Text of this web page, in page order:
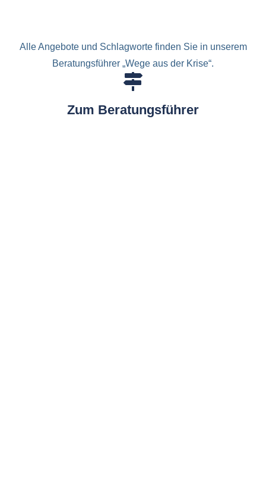
Alle Angebote und Schlagworte finden Sie in unserem
Beratungsführer „Wege aus der Krise“.
Zum Beratungsführer